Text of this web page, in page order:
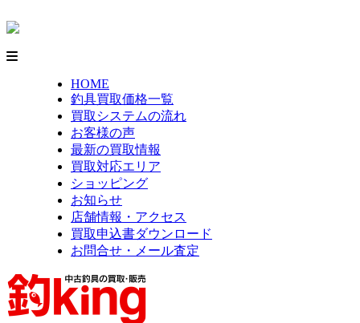
HOME
釣具買取価格一覧
買取システムの流れ
お客様の声
最新の買取情報
買取対応エリア
ショッピング
お知らせ
店舗情報・アクセス
買取申込書ダウンロード
お問合せ・メール査定